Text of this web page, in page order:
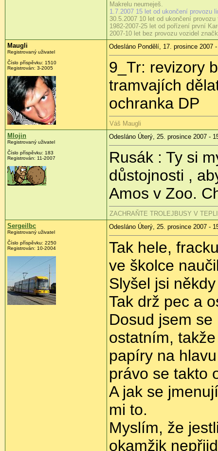
Makrelu neumeješ.
1.7.2007 15 let od ukončení provozu
30.5.2007 10 let od ukončení
1982-2007-25 let od pořízení první
2007-10 let bez provozu vozidel
Maugli
Registrovaný uživatel
Číslo příspěvku: 1510
Registrován: 3-2005
Odesláno Pondělí, 17. prosince 2007
9_Tr: revizory
tramvajích
ochranka DP
Váš Maugli
Mlojin
Registrovaný uživatel
Číslo příspěvku: 183
Registrován: 11-2007
Odesláno Úterý, 25. prosince 2007 -
Rusák : Ty si
důstojnosti ,
Amos v Zoo.
ZACHRAŇTE TROLEJBUSY V
Sergeilbc
Registrovaný uživatel
Číslo příspěvku: 2250
Registrován: 10-2004
Odesláno Úterý, 25. prosince 2007 -
Tak hele,
ve školce
Slyšel jsi
Tak drž pec a
Dosud jsem
ostatním,
papíry na
právo se takto
A jak se
mi to.
Myslím, že
okamžik